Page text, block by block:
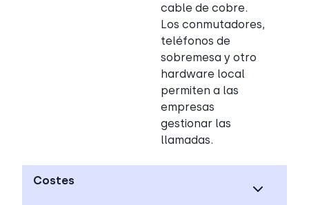
cable de cobre.
Los conmutadores,
teléfonos de
sobremesa y otro
hardware local
permiten a las
empresas
gestionar las
llamadas.
Costes